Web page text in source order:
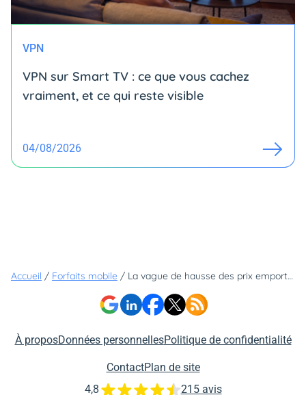
VPN
VPN sur Smart TV : ce que vous cachez
vraiment, et ce qui reste visible
04/08/2026
Accueil / Forfaits mobile / La vague de hausse des prix emporte tout, sauf ces deux opérateurs qui font toujours la 5G à 6,99€
À proposDonnées personnellesPolitique de confidentialité
ContactPlan de site
4,8
215 avis